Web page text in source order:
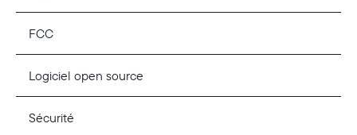
FCC
Logiciel open source
Sécurité